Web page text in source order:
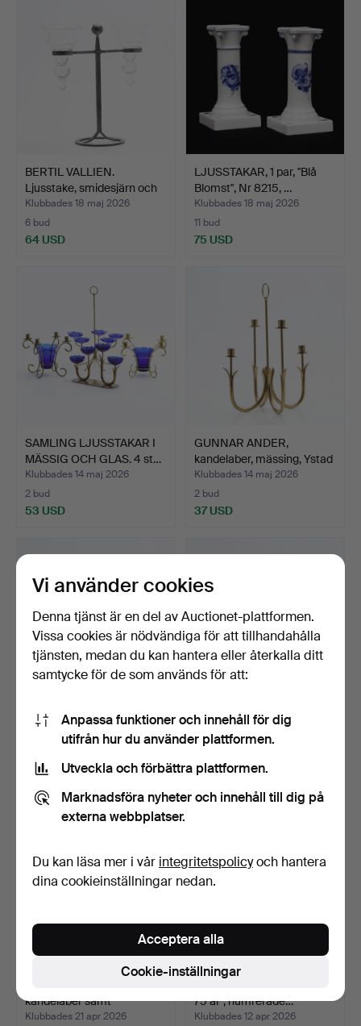
BERTIL VALLIEN.
Ljusstake, smidesjärn och
…
Klubbades 18 maj 2026
6 bud
64 USD
LJUSSTAKAR, 1 par, "Blå
Blomst", Nr 8215, …
Klubbades 18 maj 2026
11 bud
75 USD
SAMLING LJUSSTAKAR I
MÄSSIG OCH GLAS. 4 st…
Klubbades 14 maj 2026
2 bud
53 USD
GUNNAR ANDER,
kandelaber, mässing, Ystad
m…
Klubbades 14 maj 2026
2 bud
37 USD
HARRY BOSTRÖM.
Ljusstake, ”Spiral”, vitmet…
Klubbades 14 maj 2026
2 bud
KANDELABER, silver 830,
svenska importstäm…
Klubbades 13 maj 2026
15 bud
kandelaber samt
väggljusstak…
Klubbades 21 apr 2026
75 år", numrerade…
Klubbades 12 apr 2026
Vi använder cookies
Denna tjänst är en del av Auctionet-plattformen.
Vissa cookies är nödvändiga för att tillhandahålla
tjänsten, medan du kan hantera eller återkalla ditt
samtycke för de som används för att:
Anpassa funktioner och innehåll för dig
utifrån hur du använder plattformen.
Utveckla och förbättra plattformen.
Marknadsföra nyheter och innehåll till dig på
externa webbplatser.
Du kan läsa mer i vår integritetspolicyoch hantera
dina cookieinställningar nedan.
Cookie-inställningar
Acceptera alla